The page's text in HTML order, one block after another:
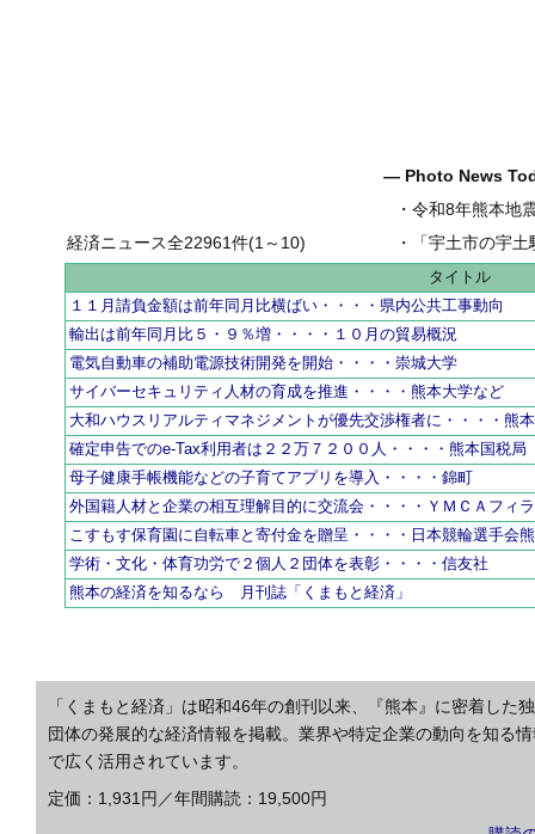
― Photo News
・令和8年熊本地
・
「宇土市の宇土駅前
経済ニュース全22961件(1～10)
タイトル
１１月請負金額は前年同月比横ばい・・・・県内公共工事動向
輸出は前年同月比５・９％増・・・・１０月の貿易概況
電気自動車の補助電源技術開発を開始・・・・崇城大学
サイバーセキュリティ人材の育成を推進・・・・熊本大学など
大和ハウスリアルティマネジメントが優先交渉権者に・・・・熊
確定申告でのe-Tax利用者は２２万７２００人・・・・熊本国税局
母子健康手帳機能などの子育てアプリを導入・・・・錦町
外国籍人材と企業の相互理解目的に交流会・・・・ＹＭＣＡフィ
こすもす保育園に自転車と寄付金を贈呈・・・・日本競輪選手会
学術・文化・体育功労で２個人２団体を表彰・・・・信友社
熊本の経済を知るなら 月刊誌「くまもと経済」
「くまもと経済」は昭和46年の創刊以来、『熊本』に密着し
団体の発展的な経済情報を掲載。業界や特定企業の動向を知る
で広く活用されています。
定価：1,931円／年間購読：19,500円